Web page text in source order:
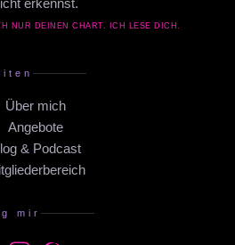
erkennst.
NUR DEINEN CHART. ICH LESE DICH.
Über mich
Angebote
& Podcast
mir